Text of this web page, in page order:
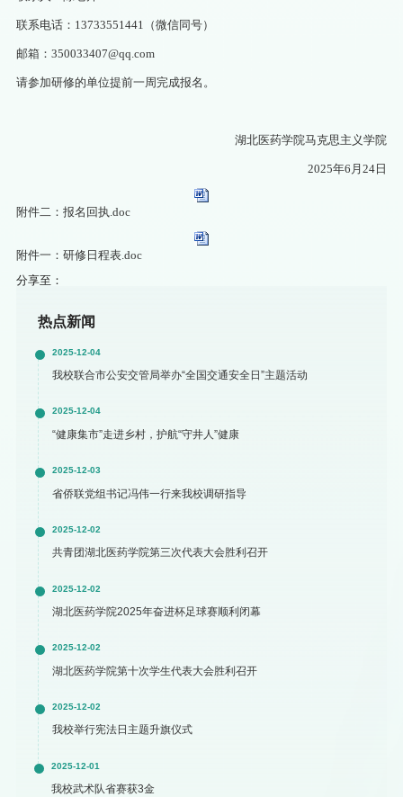
联系电话：13733551441（微信同号）
邮箱： 350033407@qq.com
请参加研修的单位提前一周完成报名。
湖北医药学院马克思主义学院
2025年6月24日
附件二：报名回执.doc
附件一：研修日程表.doc
分享至：
热点新闻
2025-12-04
我校联合市公安交管局举办“全国交通安全日”主题活动
2025-12-04
“健康集市”走进乡村，护航“守井人”健康
2025-12-03
省侨联党组书记冯伟一行来我校调研指导
2025-12-02
共青团湖北医药学院第三次代表大会胜利召开
2025-12-02
湖北医药学院2025年奋进杯足球赛顺利闭幕
2025-12-02
湖北医药学院第十次学生代表大会胜利召开
2025-12-02
我校举行宪法日主题升旗仪式
2025-12-01
我校武术队省赛获3金